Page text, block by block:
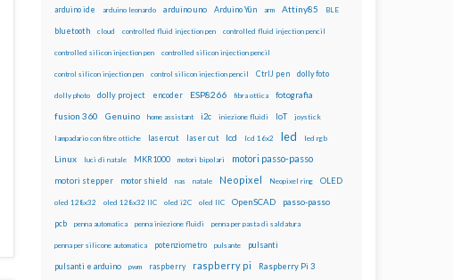
arduino ide arduino leonardo arduino uno Arduino Yún arm Attiny85 BLE
bluetooth cloud controlled fluid injection pen controlled fluid injection pencil
controlled silicon injection pen controlled silicon injection pencil
control silicon injection pen control silicon injection pencil CtrlJ pen dolly foto
dolly photo dolly project encoder ESP8266 fibra ottica fotografia
fusion 360 Genuino home assistant i2c iniezione fluidi IoT joystick
lampadario con fibre ottiche lasercut laser cut lcd lcd 16x2 led led rgb
Linux luci di natale MKR1000 motori bipolari motori passo-passo
motori stepper motor shield nas natale Neopixel Neopixel ring OLED
oled 128x32 oled 128x32 IIC oled i2C oled IIC OpenSCAD passo-passo
pcb penna automatica penna iniezione fluidi penna per pasta di saldatura
penna per silicone automatica potenziometro pulsante pulsanti
pulsanti e arduino pwm raspberry raspberry pi Raspberry Pi 3